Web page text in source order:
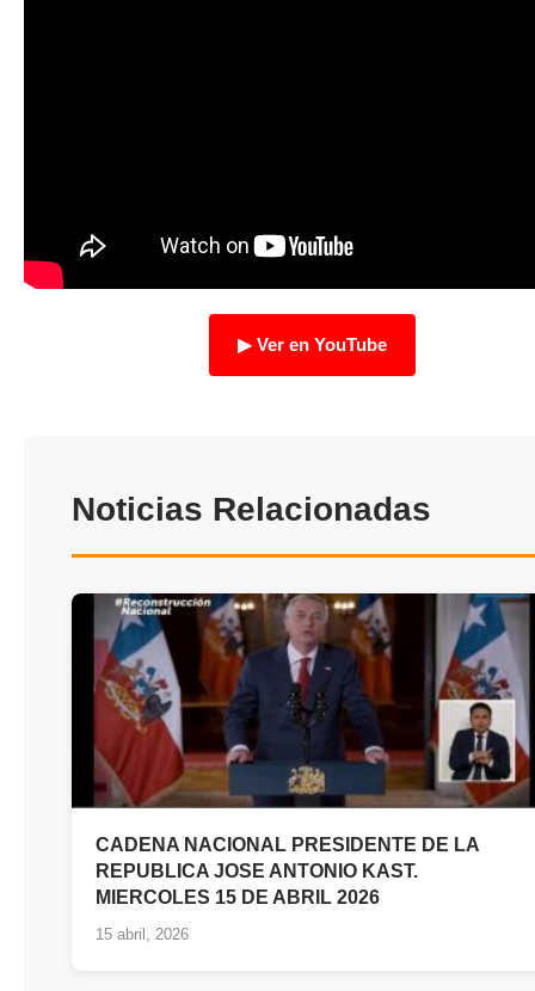
TRANSPARENCIA
▶ Ver en YouTube
Noticias Relacionadas
CADENA NACIONAL PRESIDENTE DE LA
REPUBLICA JOSE ANTONIO KAST.
MIERCOLES 15 DE ABRIL 2026
15 abril, 2026